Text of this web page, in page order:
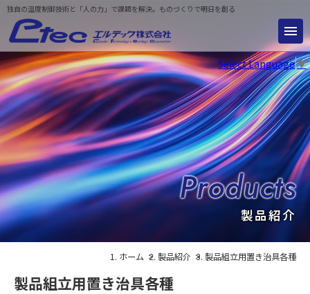
独自の温度制御技術と「人の力」で課題を解決。ものづくりで明日を創る
Select Language▼
製品紹介
ホーム 製品紹介 製品組立用置き治具各種
製品組立用置き治具各種